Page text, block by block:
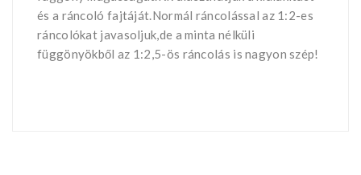
és a ráncoló fajtáját.Normál ráncolással az 1:2-es
ráncolókat javasoljuk,de a minta nélküli
függönyökből az 1:2,5-ös ráncolás is nagyon szép!